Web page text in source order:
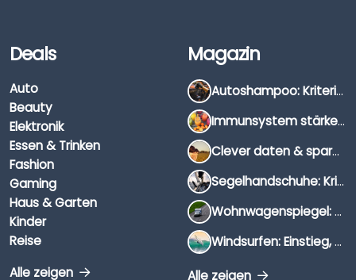
Deals
Auto
Beauty
Elektronik
Essen & Trinken
Fashion
Gaming
Haus & Garten
Kinder
Reise
Alle zeigen
Magazin
Autoshampoo: Kriterien, Unterschiede & Anwendung
Immunsystem stärken: Hausmittel, Vitamine & Wissenswertes
Clever daten & sparen: So findest du die besten Deals für Dates und Unternehmungen
Segelhandschuhe: Kriterien, Materialien & Tipps
Wohnwagenspiegel: Auswahl, Preise & Montage
Windsurfen: Einstieg, Ausrüstung & Tipps
Alle zeigen